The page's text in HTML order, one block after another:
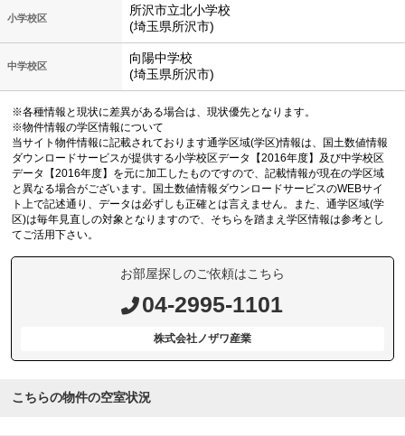
小学校区
所沢市立北小学校
(埼玉県所沢市)
中学校区
向陽中学校
(埼玉県所沢市)
※各種情報と現状に差異がある場合は、現状優先となります。
※物件情報の学区情報について
当サイト物件情報に記載されております通学区域(学区)情報は、国土数値情報
ダウンロードサービスが提供する小学校区データ【2016年度】及び中学校区
データ【2016年度】を元に加工したものですので、記載情報が現在の学区域
と異なる場合がございます。国土数値情報ダウンロードサービスのWEBサイ
ト上で記述通り、データは必ずしも正確とは言えません。また、通学区域(学
区)は毎年見直しの対象となりますので、そちらを踏まえ学区情報は参考とし
てご活用下さい。
お部屋探しのご依頼はこちら
04-2995-1101
株式会社ノザワ産業
こちらの物件の空室状況